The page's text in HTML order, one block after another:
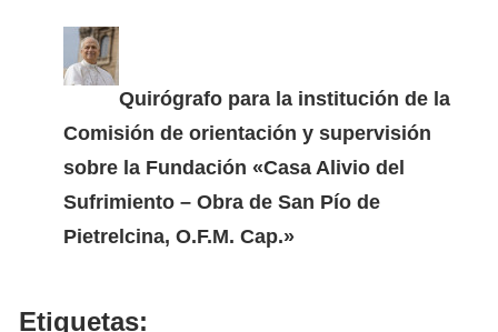
Quirógrafo para la institución de la
Comisión de orientación y supervisión
sobre la Fundación «Casa Alivio del
Sufrimiento – Obra de San Pío de
Pietrelcina, O.F.M. Cap.»
Etiquetas: